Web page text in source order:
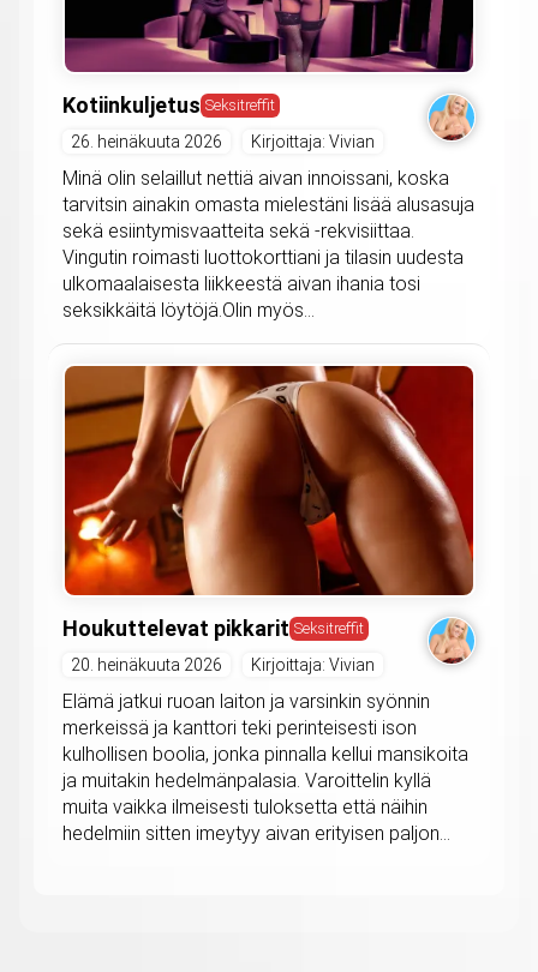
Kotiinkuljetus Seksitreffit
26. heinäkuuta 2026 Kirjoittaja: Vivian
Minä olin selaillut nettiä aivan innoissani, koska
tarvitsin ainakin omasta mielestäni lisää alusasuja
sekä esiintymisvaatteita sekä -rekvisiittaa.
Vingutin roimasti luottokorttiani ja tilasin uudesta
ulkomaalaisesta liikkeestä aivan ihania tosi
seksikkäitä löytöjä.Olin myös...
Houkuttelevat pikkarit Seksitreffit
20. heinäkuuta 2026 Kirjoittaja: Vivian
Elämä jatkui ruoan laiton ja varsinkin syönnin
merkeissä ja kanttori teki perinteisesti ison
kulhollisen boolia, jonka pinnalla kellui mansikoita
ja muitakin hedelmänpalasia. Varoittelin kyllä
muita vaikka ilmeisesti tuloksetta että näihin
hedelmiin sitten imeytyy aivan erityisen paljon...